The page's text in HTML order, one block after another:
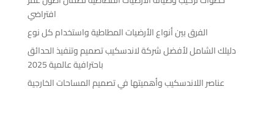
افتراضي
الفرق بين أنواع الأرضيات المطاطية واستخدام كل نوع
دليلك الشامل لأفضل شركة لاندسكيب تصميم وتنفيذ الحدائق
باحترافية عالمية 2025
عناصر اللاندسكيب وأهميتها في تصميم المساحات الخارجية